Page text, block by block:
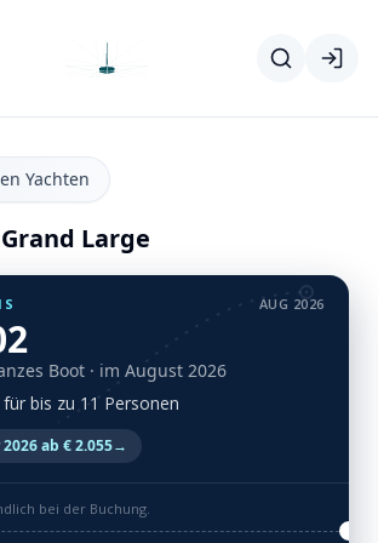
ein-/ausblenden
Yachten
Large
AUG 2026
Boot · im August 2026
bis zu 11 Personen
ab € 2.055→
bei der Buchung.